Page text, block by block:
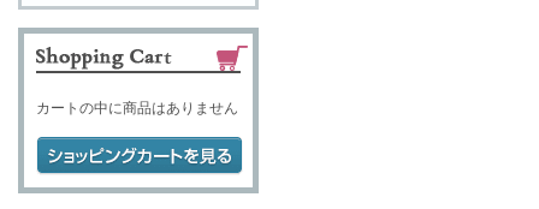
カートの中に商品はありません